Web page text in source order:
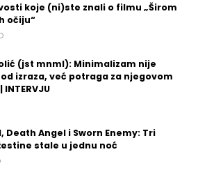
koje (ni)ste znali o filmu „Širom
očiju“
(jst mnml): Minimalizam nije
izraza, već potraga za njegovom
Death Angel i Sworn Enemy: Tri
stale u jednu noć